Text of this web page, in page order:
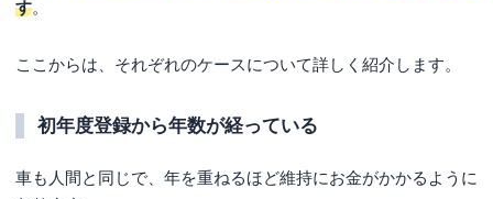
す。
ここからは、それぞれのケースについて詳しく紹介します。
初年度登録から年数が経っている
車も人間と同じで、年を重ねるほど維持にお金がかかるように